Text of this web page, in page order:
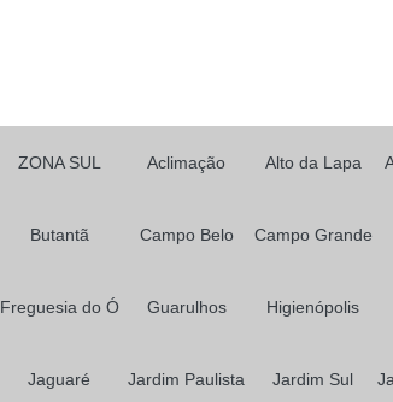
Prótese para Cabelos em São
ZONA SUL Aclimação Alto da Lapa
Butantã Campo Belo Campo Grande
Freguesia do Ó Guarulhos Higienópolis
Jaguaré Jardim Paulista Jardim Sul